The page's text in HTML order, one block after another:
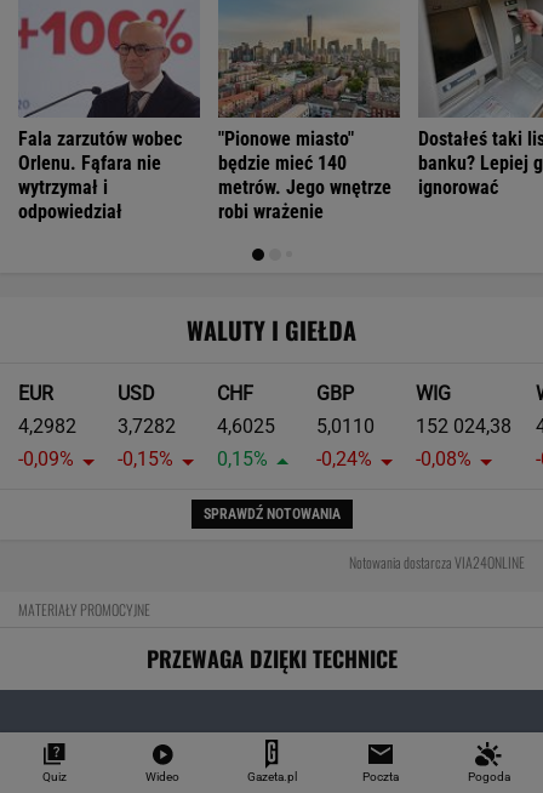
WALUTY I GIEŁDA
EUR
4,2982
-0,09%
USD
-0,15%
CHF
4,6025
0,15%
GBP
5,0110
-0,24%
WIG
152 024,38
Notowania dostarcza VIA24ONLINE
PRZEWAGA DZIĘKI TECHNICE
Quiz Wideo Gazeta.pl Poczta Pogoda